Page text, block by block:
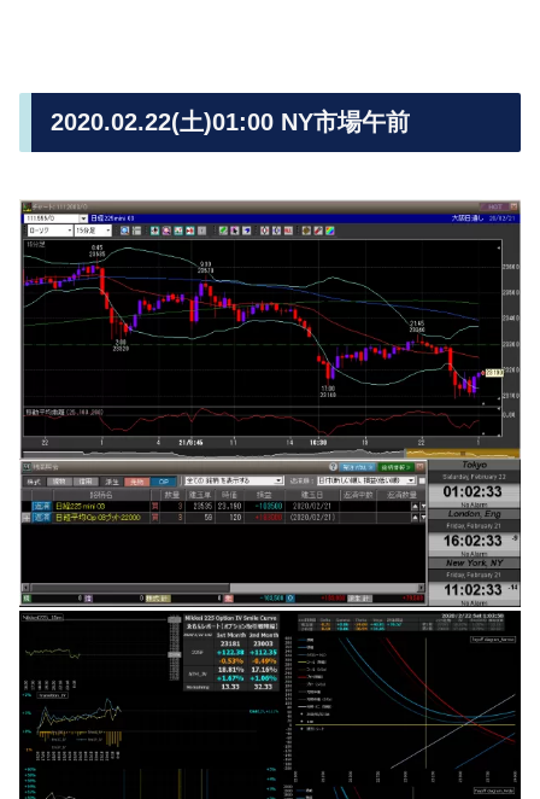
2020.02.22(土)01:00 NY市場午前